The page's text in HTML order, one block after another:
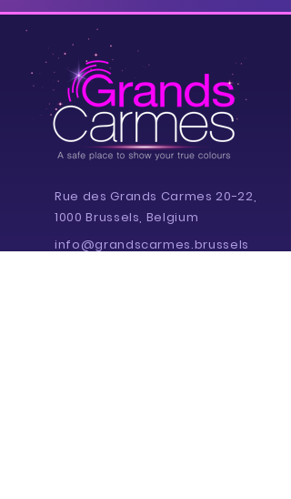
Rue des Grands Carmes 20-22,
1000 Brussels, Belgium
info@grandscarmes.brussels